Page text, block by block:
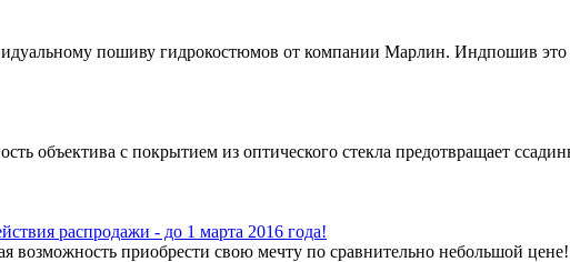
пошиву гидрокостюмов от компании Марлин. Индпошив это
объектива с покрытием из оптического стекла предотвращает
распродажи - до 1 марта 2016 года!
возможность приобрести свою мечту по сравнительно небольшой